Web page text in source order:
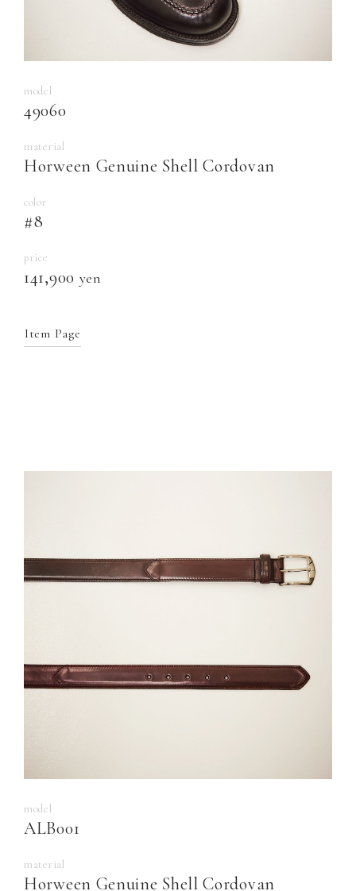
model
49060
material
Horween Genuine Shell Cordovan
color
#8
price
141,900 yen
Item Page
model
ALB001
material
Horween Genuine Shell Cordovan